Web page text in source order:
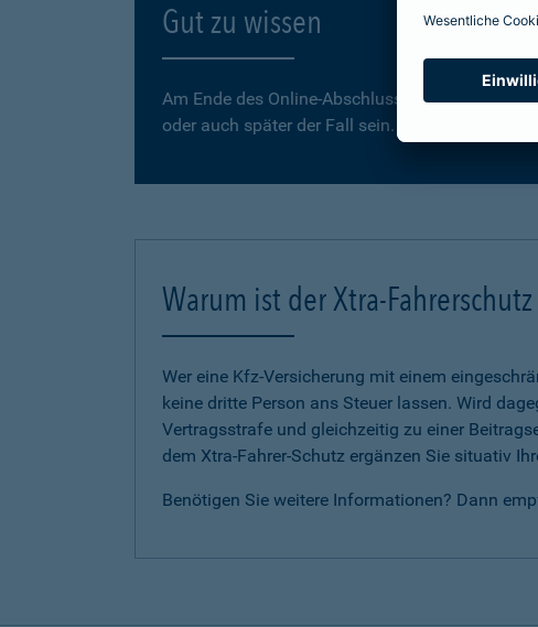
Gut zu wissen
Am Ende des Online-Abschlusses können Sie
oder auch später der Fall sein.
Warum ist der Xtra-
Wer eine Kfz-Versicherung mit einem
keine dritte Person ans Steuer lassen. Wird
Vertragsstrafe und gleichzeitig zu einer
dem Xtra-Fahrer-Schutz ergänzen Sie situativ
Benötigen Sie weitere Informationen? Dann